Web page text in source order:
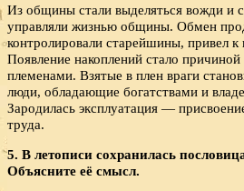
Из общины стали выделяться вожди и
управляли жизнью общины. Обмен
контролировали старейшины, привел к
Появление накоплений стало
племенами. Взятые в плен враги
люди, обладающие богатствами и
Зародилась эксплуатация —
труда.
5. В летописи сохранилась
Объясните её смысл.